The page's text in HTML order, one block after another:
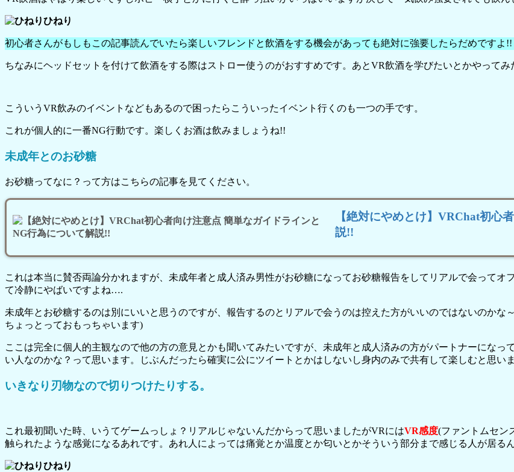
ひねり
初心者さんがもしもこの記事読んでいたら楽しいフレンドと飲酒をする機会があっても絶対に強要したらだめですよ!!
ちなみにヘッドセットを付けて飲酒をする際はストロー使うのがおすすめです。あとVR飲酒を学びたいとかやってみ
こういうVR飲みのイベントなどもあるので困ったらこういったイベント行くのも一つの手です。
これが個人的に一番NG行動です。楽しくお酒は飲みましょうね!!
未成年とのお砂糖
お砂糖ってなに？って方はこちらの記事を見てください。
【絶対にやめとけ】VRChat初心
説!!
これは本当に賛否両論分かれますが、未成年者と成人済み男性がお砂糖になってお砂糖報告をしてリアルで会ってオ
て冷静にやばいですよね….
未成年とお砂糖するのは別にいいと思うのですが、報告するのとリアルで会うのは控えた方がいいのではないのか
ちょっとっておもっちゃいます)
ここは完全に個人的主観なので他の方の意見とかも聞いてみたいですが、未成年と成人済みの方がパートナーにな
い人なのかな？って思います。じぶんだったら確実に公にツイートとかはしないし身内のみで共有して楽しむと思いま
いきなり刃物なので切りつけたりする。
これ最初聞いた時、いうてゲームっしょ？リアルじゃないんだからって思いましたがVRにはVR感度(ファントムセン
触られたような感覚になるあれです。あれ人によっては痛覚とか温度とか匂いとかそういう部分まで感じる人が居るん
ひねり